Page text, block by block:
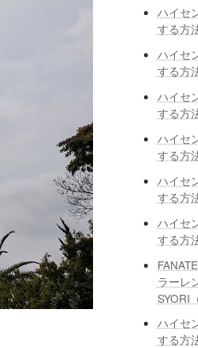
ハイセ
する方
ハイセ
する方
ハイセ
する方
ハイセ
する方
ハイセ
する方
ハイセ
する方
ラーレ
SYORI
ハイセ
する方